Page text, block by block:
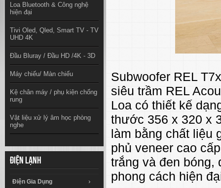
Loa Bluetooth & Công nghệ
hiện đại
Tivi Oled, Qled, Smart TV - TV
UHD 4K
Đầu Bluray / Đầu HD /4K - 3D
Máy chiếu/ Màn chiếu
Kệ chân máy / phụ kiện chống
rung
Vật liệu xử lý âm học phòng
nghe
Điện lạnh
Điện Gia Dụng
Subwoofer REL
siêu trầm REL
Loa có thiết kế
thước 356 x 320 x
làm bằng chất liệu
phủ veneer cao
trắng và đen bóng,
phong cách hiện